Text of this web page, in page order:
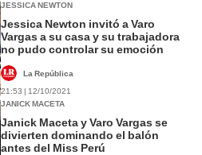
JESSICA NEWTON
Jessica Newton invitó a Varo
Vargas a su casa y su trabajadora
no pudo controlar su emoción
La República
21:53 | 12/10/2021
JANICK MACETA
Janick Maceta y Varo Vargas se
divierten dominando el balón
antes del Miss Perú